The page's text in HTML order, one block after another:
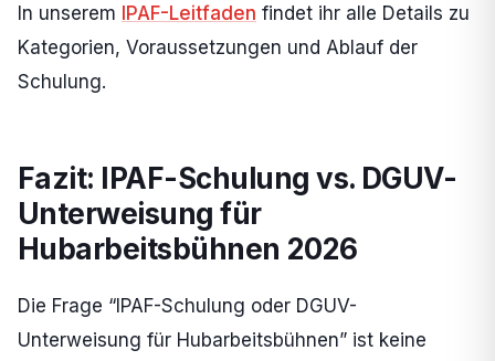
In unserem IPAF-Leitfaden findet ihr alle Details zu
Kategorien, Voraussetzungen und Ablauf der
Schulung.
Fazit: IPAF-Schulung vs. DGUV-
Unterweisung für
Hubarbeitsbühnen 2026
Die Frage “IPAF-Schulung oder DGUV-
Unterweisung für Hubarbeitsbühnen” ist keine